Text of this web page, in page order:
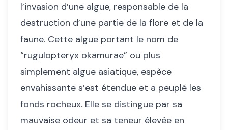
l’invasion d’une algue, responsable de la
destruction d’une partie de la flore et de la
faune. Cette algue portant le nom de
“rugulopteryx okamurae” ou plus
simplement algue asiatique, espèce
envahissante s’est étendue et a peuplé les
fonds rocheux. Elle se distingue par sa
mauvaise odeur et sa teneur élevée en